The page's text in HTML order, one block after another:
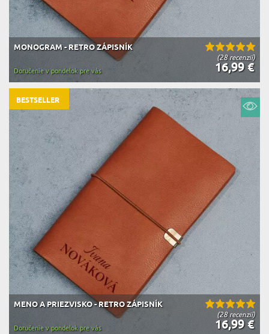
(28 recenzií)
MONOGRAM - RETRO ZÁPISNÍK
16,99 €
Doručenie v pondelok pre vás
(28 recenzií)
MENO A PRIEZVISKO - RETRO ZÁPISNÍK
16,99 €
Doručenie v pondelok pre vás
BESTSELLER